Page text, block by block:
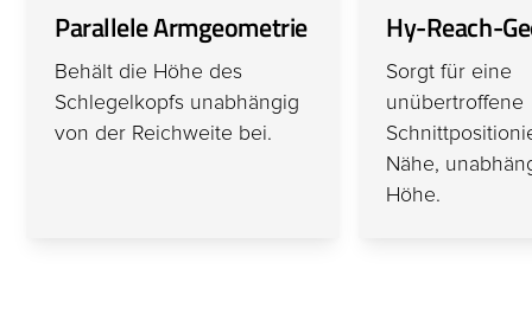
Parallele Armgeometrie
Behält die Höhe des
Schlegelkopfs unabhängig
von der Reichweite bei.
Hy-Reach-
Sorgt für eine
unübertroffene
Nähe,
Höhe.